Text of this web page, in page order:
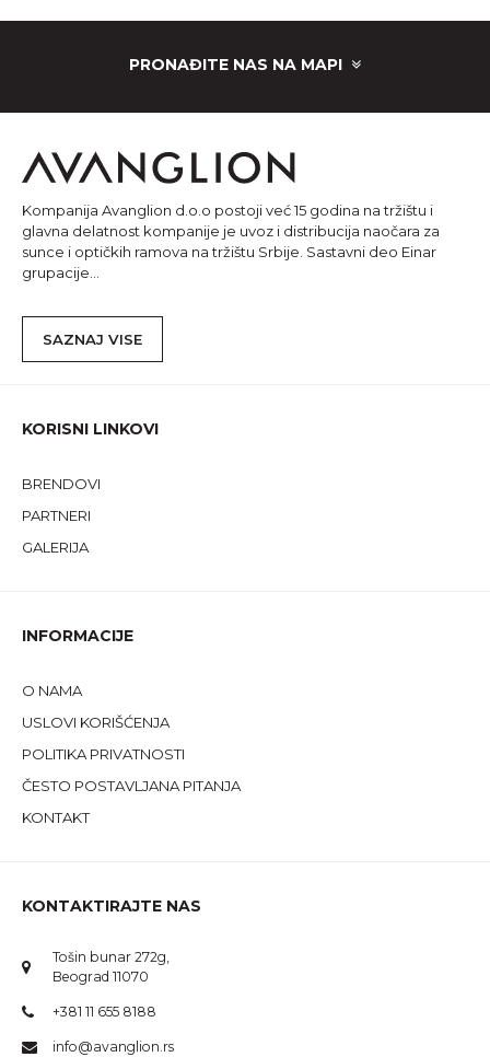
PRONAĐITE NAS NA MAPI
Kompanija Avanglion d.o.o postoji već 15 godina na tržištu i
glavna delatnost kompanije je uvoz i distribucija naočara za
sunce i optičkih ramova na tržištu Srbije. Sastavni deo Einar
grupacije...
SAZNAJ VISE
KORISNI LINKOVI
BRENDOVI
PARTNERI
GALERIJA
INFORMACIJE
O NAMA
USLOVI KORIŠĆENJA
POLITIKA PRIVATNOSTI
ČESTO POSTAVLJANA PITANJA
KONTAKT
KONTAKTIRAJTE NAS
Tošin bunar 272g,
Beograd 11070
+381 11 655 8188
info@avanglion.rs